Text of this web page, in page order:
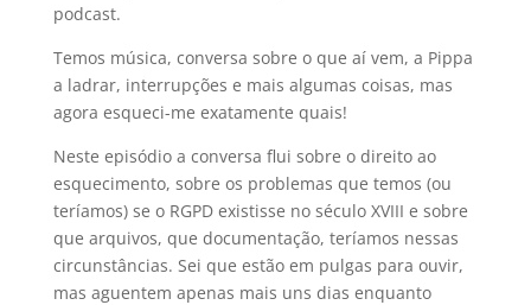
podcast.
Temos música, conversa sobre o que aí vem, a Pippa
a ladrar, interrupções e mais algumas coisas, mas
agora esqueci-me exatamente quais!
Neste episódio a conversa flui sobre o direito ao
esquecimento, sobre os problemas que temos (ou
teríamos) se o RGPD existisse no século XVIII e sobre
que arquivos, que documentação, teríamos nessas
circunstâncias. Sei que estão em pulgas para ouvir,
mas aguentem apenas mais uns dias enquanto